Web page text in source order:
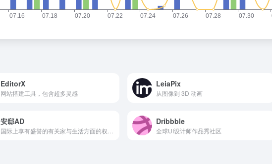
EditorX
网站搭建工具，包含超多灵感
LeiaPix
从图像到 3D 动画
安邸AD Dribbble
全球UI设计师作品秀社区